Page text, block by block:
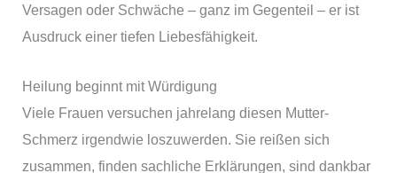
Versagen oder Schwäche – ganz im Gegenteil – er ist
Ausdruck einer tiefen Liebesfähigkeit.
Heilung beginnt mit Würdigung
Viele Frauen versuchen jahrelang diesen Mutter-
Schmerz irgendwie loszuwerden. Sie reißen sich
zusammen, finden sachliche Erklärungen, sind dankbar